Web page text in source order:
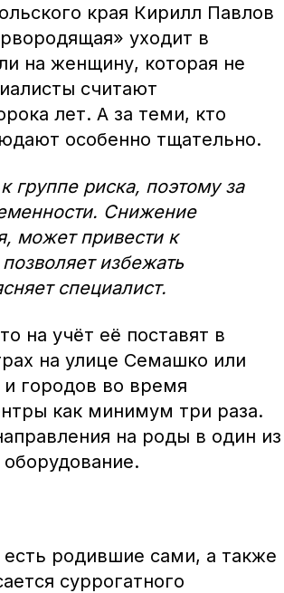
края Кирилл Павлов
уходит в
на женщину, которая не
считают
лет. А за теми, кто
особенно тщательно.
группе риска, поэтому за
Снижение
может привести к
избежать
специалист.
на учёт её поставят в
на улице Семашко или
городов во время
как минимум три раза.
на роды в один из
родившие сами, а также
суррогатного